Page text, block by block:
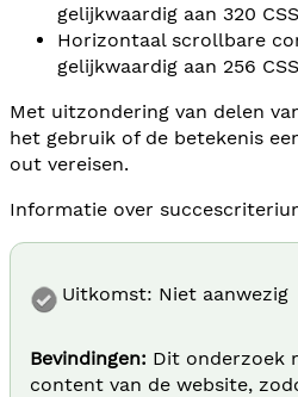
gelijkwaardig aan 320
Horizontaal scrollbare
gelijkwaardig aan 256
Met uitzondering van delen
het gebruik of de betekenis
out vereisen.
Informatie over
Uitkomst: Niet aanwezig
Bevindingen: Dit onderzoek
content van de website,